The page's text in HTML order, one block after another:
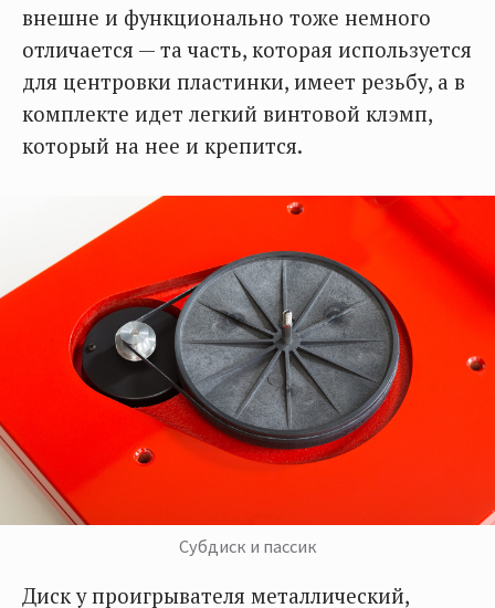
внешне и функционально тоже немного
отличается — та часть, которая используется
для центровки пластинки, имеет резьбу, а в
комплекте идет легкий винтовой клэмп,
который на нее и крепится.
Субдиск и пассик
Диск у проигрывателя металлический,